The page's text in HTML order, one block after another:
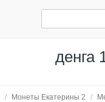
денга
/ Монеты Екатерины 2 /